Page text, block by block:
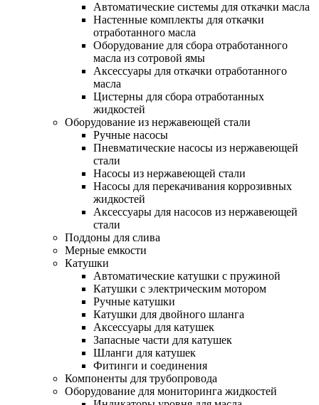
Автоматические системы для откачки масла
Настенные комплекты для откачки
отработанного масла
Оборудование для сбора отработанного
масла из сотровой ямы
Аксессуары для откачки отработанного
масла
Цистерны для сбора отработанных
жидкостей
Оборудование из нержавеющей стали
Ручные насосы
Пневматические насосы из нержавеющей
стали
Насосы из нержавеющей стали
Насосы для перекачивания коррозивных
жидкостей
Аксессуары для насосов из нержавеющей
стали
Поддоны для слива
Мерные емкости
Катушки
Автоматические катушки с пружиной
Катушки с электрическим мотором
Ручные катушки
Катушки для двойного шланга
Аксессуары для катушек
Запасные части для катушек
Шланги для катушек
Фитинги и соединения
Компоненты для трубопровода
Оборудование для мониторинга жидкостей